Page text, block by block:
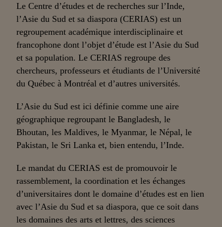
Le Centre d’études et de recherches sur l’Inde,
l’Asie du Sud et sa diaspora (CERIAS) est un
regroupement académique interdisciplinaire et
francophone dont l’objet d’étude est l’Asie du Sud
et sa population. Le CERIAS regroupe des
chercheurs, professeurs et étudiants de l’Université
du Québec à Montréal et d’autres universités.
L’Asie du Sud est ici définie comme une aire
géographique regroupant le Bangladesh, le
Bhoutan, les Maldives, le Myanmar, le Népal, le
Pakistan, le Sri Lanka et, bien entendu, l’Inde.
Le mandat du CERIAS est de promouvoir le
rassemblement, la coordination et les échanges
d’universitaires dont le domaine d’études est en lien
avec l’Asie du Sud et sa diaspora, que ce soit dans
les domaines des arts et lettres, des sciences